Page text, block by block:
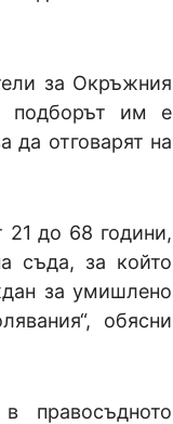
за Окръжния
подборът им е
да отговарят на
21 до 68 години,
съда, за който
за умишлено
обясни
правосъдното